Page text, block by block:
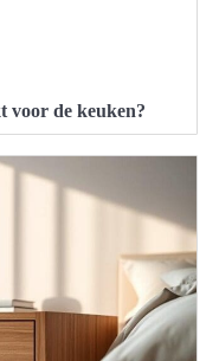
voor de keuken?